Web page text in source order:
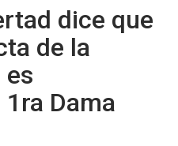
dice que
de la
es
Dama